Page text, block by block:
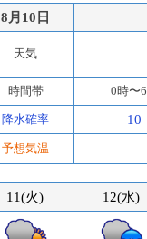
8月10日
天気
時間帯 0時〜
降水確率 10
予想気温
11(火) 12(水)